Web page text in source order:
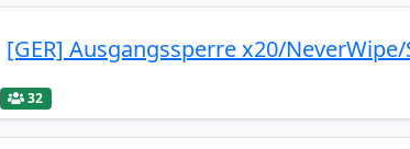
[GER] Ausgangssperre x20/
32